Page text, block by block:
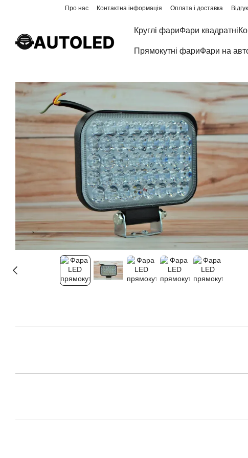
Перейти до основного контенту
Про нас Контактна інформація Оплата і доставка
Круглі фариФари квадратні
Прямокутні фариФари на